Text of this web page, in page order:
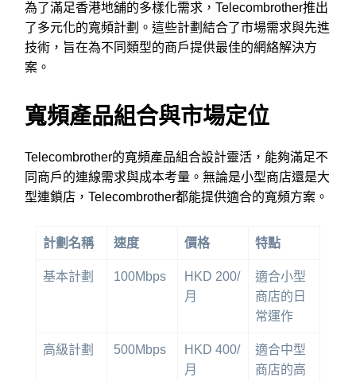
為了滿足香港地舖的多樣化需求，Telecombrother推出
了多元化的寬頻計劃。這些計劃結合了市場需求與先進
技術，旨在為不同類型的商戶提供最佳的網絡解決方
案。
寬頻產品組合與市場定位
Telecombrother的寬頻產品組合設計靈活，能夠滿足不
同商戶的連線需求與成本考量。無論是小型商店還是大
型連鎖店，Telecombrother都能提供適合的寬頻方案。
計劃名稱 速度 價格 特點
基本計劃 100Mbps
HKD 200/
月
適合小型
商店的日
常運作
高級計劃 500Mbps
HKD 400/
月
適合中型
商店的高